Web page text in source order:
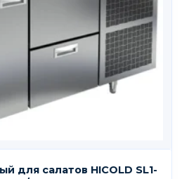
для салатов HICOLD SL1-